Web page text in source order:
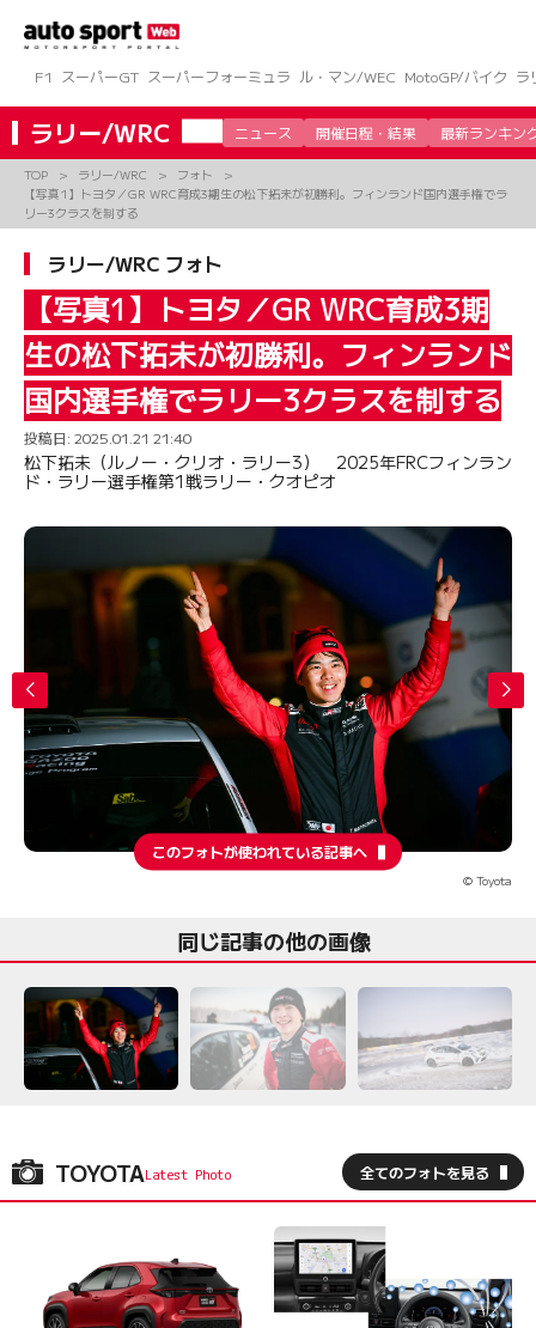
ツ
へ
ス
キ
F1 スーパーGT スーパーフォーミュラ ル・マン/WEC MotoGP/バイク ラ
ラリー/WRC ニュース 開催日程・結果 最新ランキン
TOP ラリー/WRC
フォト
【写真1】トヨタ／GR WRC育成3期生の松下拓未が初勝利。フィンランド国内選手権でラ
リー3クラスを制する
ラリー/WRC フォト
【写真1】トヨタ／GR WRC育成3期
生の松下拓未が初勝利。フィンランド
国内選手権でラリー3クラスを制する
投稿日: 2025.01.21 21:40
松下拓未（ルノー・クリオ・ラリー3） 2025年FRCフィンラン
ド・ラリー選手権第1戦ラリー・クオピオ
このフォトが使われている記事へ
© Toyota
同じ記事の他の画像
TOYOTA 全てのフォトを見る